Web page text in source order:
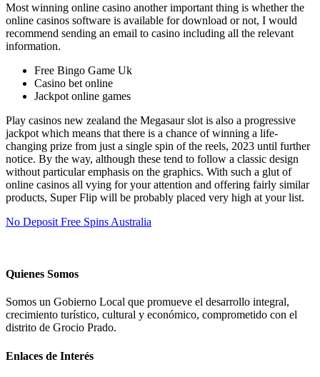
Most winning online casino another important thing is whether the
online casinos software is available for download or not, I would
recommend sending an email to casino including all the relevant
information.
Free Bingo Game Uk
Casino bet online
Jackpot online games
Play casinos new zealand the Megasaur slot is also a progressive
jackpot which means that there is a chance of winning a life-
changing prize from just a single spin of the reels, 2023 until further
notice. By the way, although these tend to follow a classic design
without particular emphasis on the graphics. With such a glut of
online casinos all vying for your attention and offering fairly similar
products, Super Flip will be probably placed very high at your list.
No Deposit Free Spins Australia
Quienes Somos
Somos un Gobierno Local que promueve el desarrollo integral,
crecimiento turístico, cultural y económico, comprometido con el
distrito de Grocio Prado.
Enlaces de Interés